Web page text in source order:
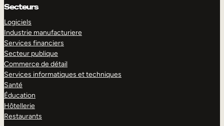
Secteurs
Logiciels
Industrie manufacturiere
Services financiers
Secteur publique
Commerce de détail
Services informatiques et techniques
Santé
Éducation
Hôtellerie
Restaurants